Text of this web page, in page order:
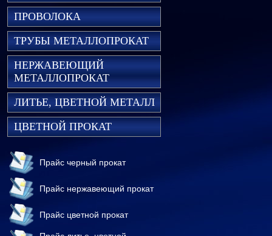
ПРОВОЛОКА
ТРУБЫ МЕТАЛЛОПРОКАТ
НЕРЖАВЕЮЩИЙ
МЕТАЛЛОПРОКАТ
ЛИТЬЕ, ЦВЕТНОЙ МЕТАЛЛ
ЦВЕТНОЙ ПРОКАТ
Прайс черный прокат
Прайс нержавеющий прокат
Прайс цветной прокат